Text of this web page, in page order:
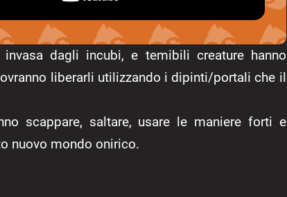
dagli incubi, e temibili creature hanno
liberarli utilizzando i dipinti/portali che il
scappare, saltare, usare le maniere forti e
nuovo mondo onirico.